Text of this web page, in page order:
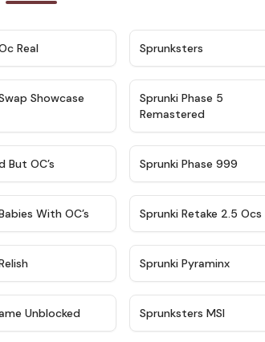
Real Sprunksters
★ 4.6
Showcase
Sprunki Phase 5
Remastered
But OC’s Sprunki Phase 999
★ 4.8
With OC’s ★
Sprunki Retake 2.5 Ocs
Sprunki Pyraminx
★
Unblocked Sprunksters MSI